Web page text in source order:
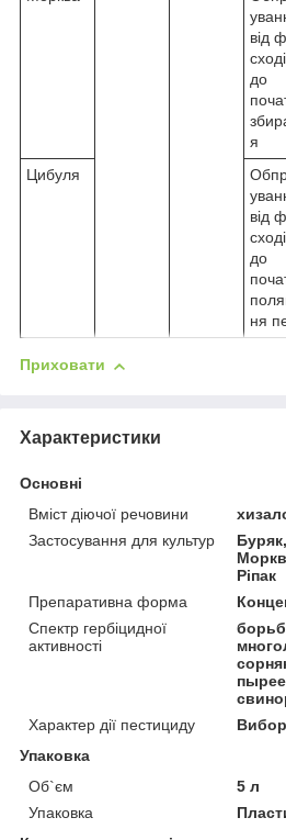
від
до
я
Цибуля
від
до
ня
Приховати
Характеристики
Основні
Вміст діючої речовини
Застосування для культур
Ріпак
Препаративна форма
Спектр гербіцидної
активності
Характер дії пестициду
Упаковка
Об`єм
5 л
Упаковка